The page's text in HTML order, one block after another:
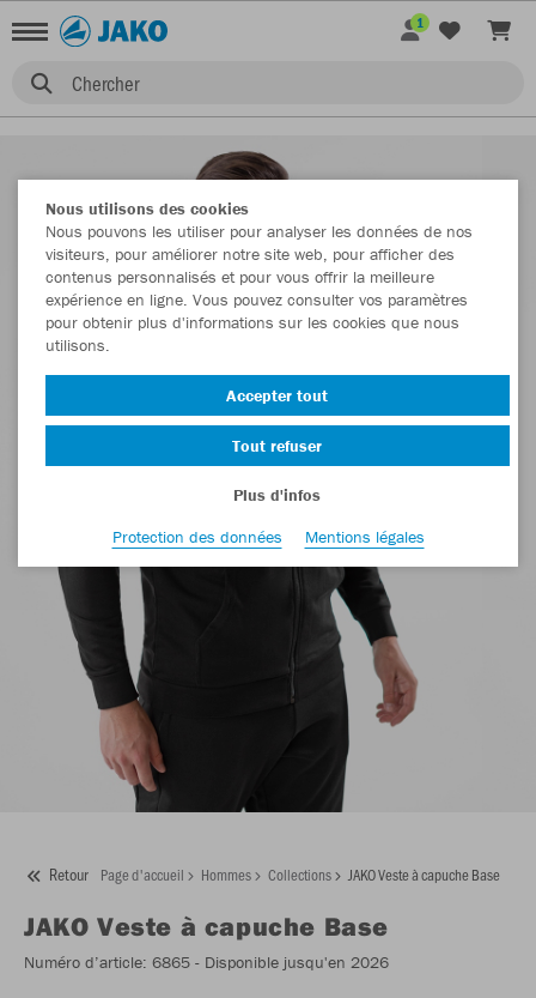
Chercher
1
Retour Page d'accueil Hommes Collections JAKO Veste à capuche Base
JAKO Veste à capuche Base
Numéro d’article: 6865 - Disponible jusqu'en 2026
Nous utilisons des cookies
Nous pouvons les utiliser pour analyser les données de nos
visiteurs, pour améliorer notre site web, pour afficher des
contenus personnalisés et pour vous offrir la meilleure
expérience en ligne. Vous pouvez consulter vos paramètres
pour obtenir plus d'informations sur les cookies que nous
utilisons.
Accepter tout
Tout refuser
Plus d'infos
Protection des données
Mentions légales